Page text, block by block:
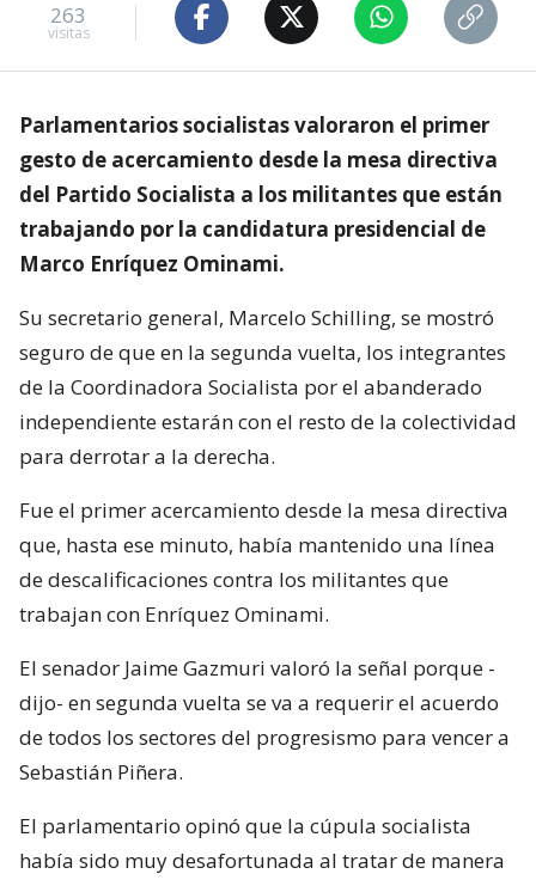
263
visitas
Parlamentarios socialistas valoraron el primer
gesto de acercamiento desde la mesa directiva
del Partido Socialista a los militantes que están
trabajando por la candidatura presidencial de
Marco Enríquez Ominami.
Su secretario general, Marcelo Schilling, se mostró
seguro de que en la segunda vuelta, los integrantes
de la Coordinadora Socialista por el abanderado
independiente estarán con el resto de la colectividad
para derrotar a la derecha.
Fue el primer acercamiento desde la mesa directiva
que, hasta ese minuto, había mantenido una línea
de descalificaciones contra los militantes que
trabajan con Enríquez Ominami.
El senador Jaime Gazmuri valoró la señal porque -
dijo- en segunda vuelta se va a requerir el acuerdo
de todos los sectores del progresismo para vencer a
Sebastián Piñera.
El parlamentario opinó que la cúpula socialista
había sido muy desafortunada al tratar de manera